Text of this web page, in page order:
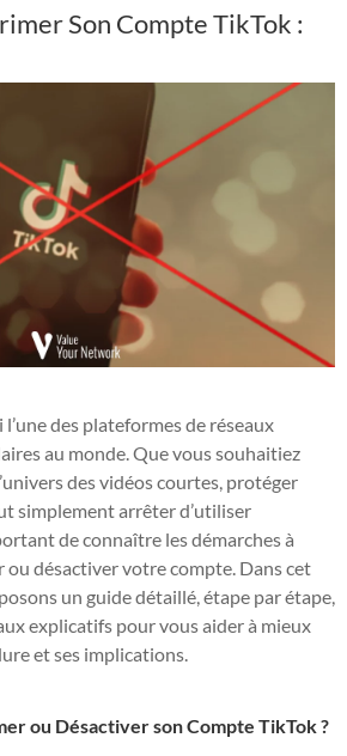
Son Compte TikTok :
l’une des plateformes de réseaux
au monde. Que vous souhaitiez
des vidéos courtes, protéger
simplement arrêter d’utiliser
de connaître les démarches à
désactiver votre compte. Dans cet
un guide détaillé, étape par étape,
explicatifs pour vous aider à mieux
et ses implications.
ou Désactiver son Compte TikTok ?